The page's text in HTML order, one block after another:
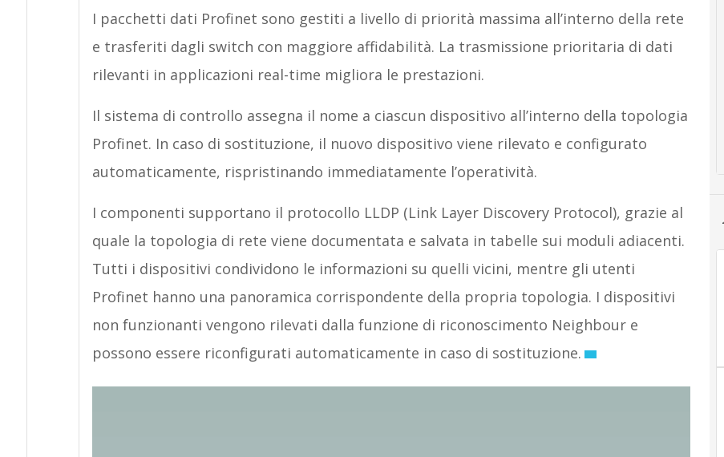
I pacchetti dati Profinet sono gestiti a livello di priorità massima all’interno della rete
e trasferiti dagli switch con maggiore affidabilità. La trasmissione prioritaria di dati
rilevanti in applicazioni real-time migliora le prestazioni.
Il sistema di controllo assegna il nome a ciascun dispositivo all’interno della topologia
Profinet. In caso di sostituzione, il nuovo dispositivo viene rilevato e configurato
automaticamente, rispristinando immediatamente l’operatività.
I componenti supportano il protocollo LLDP (Link Layer Discovery Protocol), grazie al
quale la topologia di rete viene documentata e salvata in tabelle sui moduli adiacenti.
Tutti i dispositivi condividono le informazioni su quelli vicini, mentre gli utenti
Profinet hanno una panoramica corrispondente della propria topologia. I dispositivi
non funzionanti vengono rilevati dalla funzione di riconoscimento Neighbour e
possono essere riconfigurati automaticamente in caso di sostituzione.